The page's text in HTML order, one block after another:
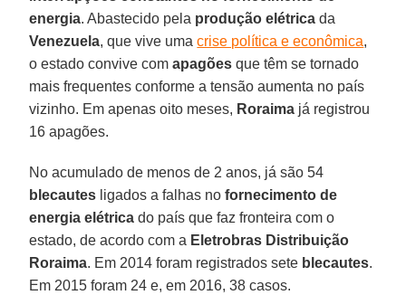
energia. Abastecido pela produção elétrica da
Venezuela, que vive umacrise política e econômica,
o estado convive comapagões que têm se tornado
mais frequentes conforme a tensão aumenta no país
vizinho. Em apenas oito meses, Roraima já registrou
16 apagões.
No acumulado de menos de 2 anos, já são 54
blecautes ligados a falhas nofornecimento de
energia elétrica do país que faz fronteira com o
estado, de acordo com a Eletrobras Distribuição
Roraima. Em 2014 foram registrados sete blecautes.
Em 2015 foram 24 e, em 2016, 38 casos.